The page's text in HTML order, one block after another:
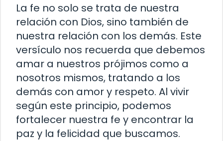
La fe no solo se trata de nuestra
relación con Dios, sino también de
nuestra relación con los demás. Este
versículo nos recuerda que debemos
amar a nuestros prójimos como a
nosotros mismos, tratando a los
demás con amor y respeto. Al vivir
según este principio, podemos
fortalecer nuestra fe y encontrar la
paz y la felicidad que buscamos.